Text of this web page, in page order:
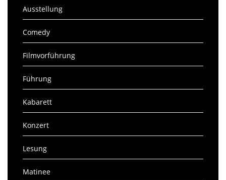
Ausstellung
Comedy
Filmvorführung
Führung
Kabarett
Konzert
Lesung
Matinee